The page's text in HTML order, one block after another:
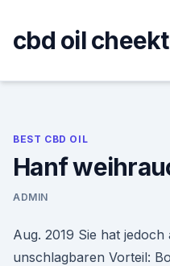
content
cbd oil
BEST CBD OIL
Hanf
ADMIN
Aug. 2019 Sie hat
unschlagbaren Vorteil: